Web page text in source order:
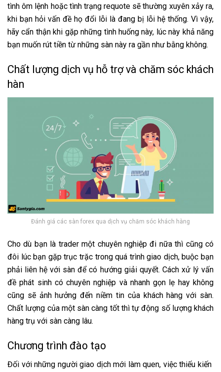
tình ôm lệnh hoặc tình trạng requote sẽ thường xuyên xảy ra,
khi bạn hỏi vấn đề họ đổi lỗi là đang bị lỗi hệ thống. Vì vậy,
hãy cẩn thận khi gặp những tình huống này, lúc này khả năng
bạn muốn rút tiền từ những sàn này ra gần như bằng không.
Chất lượng dịch vụ hỗ trợ và chăm sóc khách
hàn
Đánh giá các sàn forex qua dịch vụ chăm sóc khách hàng
Cho dù bạn là trader một chuyên nghiệp đi nữa thì cũng có
đôi lúc bạn gặp trục trặc trong quá trình giao dịch, buộc bạn
phải liên hệ với sàn để có hướng giải quyết. Cách xử lý vấn
đề phát sinh có chuyên nghiệp và nhanh gọn lẹ hay không
cũng sẽ ảnh hưởng đến niềm tin của khách hàng với sàn.
Chất lượng của một sàn càng tốt thì tự động số lượng khách
hàng trụ với sàn càng lâu.
Chương trình đào tạo
Đối với những người giao dịch mới làm quen, việc thiếu kiến ​​